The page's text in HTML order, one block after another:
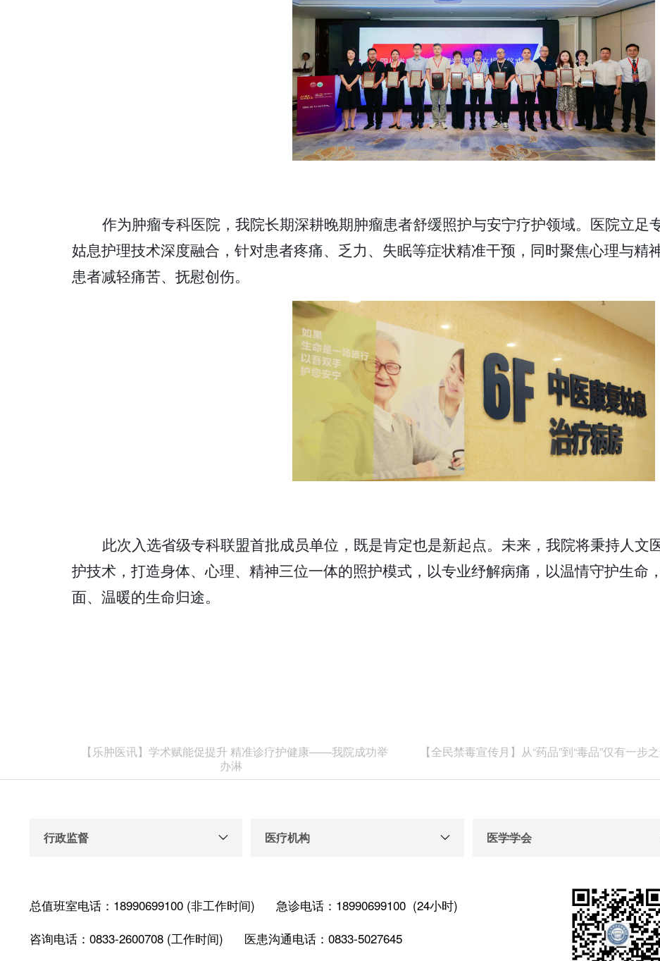
作为肿瘤专科医院，我院长期深耕晚期肿瘤患者舒缓照护与安宁疗护领域。医院立足
姑息护理技术深度融合，针对患者疼痛、乏力、失眠等症状精准干预，同时聚焦心理与精
患者减轻痛苦、抚慰创伤。
此次入选省级专科联盟首批成员单位，既是肯定也是新起点。未来，我院将秉持人文
护技术，打造身体、心理、精神三位一体的照护模式，以专业纾解病痛，以温情守护生命
面、温暖的生命归途。
【乐肿医讯】学术赋能促提升 精准诊疗护健康——我院成功举
办淋
【全民禁毒宣传月】从“药品”到“毒品”仅有一步
行政监督 医疗机构 医学学会
总值班室电话：18990699100 (非工作时间)
急诊电话：18990699100 (24小时)
咨询电话：0833-2600708 (工作时间)
医患沟通电话：0833-5027645